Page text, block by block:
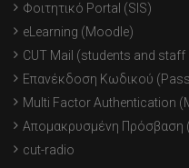
Φοιτητικό Portal (SIS)
eLearning (Moodle)
CUT Mail (students and
Επανέκδοση Κωδικού
Multi Factor Authentication
Απομακρυσμένη Πρόσβαση
cut-radio